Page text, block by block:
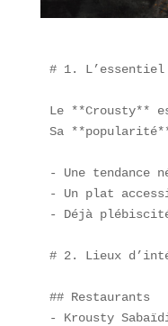
# 1. L’essentiel
Le **Crousty**
Sa
- Une tendance
- Un plat
- Déjà
# 2. Lieux
## Restaurants
- Krousty